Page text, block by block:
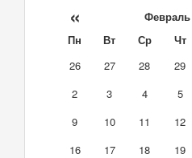
« Февраль
Пн Вт Ср Чт
26
27 28 29
2
3 4 5
9
10 11 12
16
17 18 19